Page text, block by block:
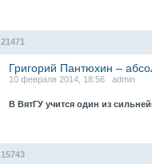
21471
Григорий Пантюхин –
10 февраля 2014, 18:56 admin
В ВятГУ учится один из
15743